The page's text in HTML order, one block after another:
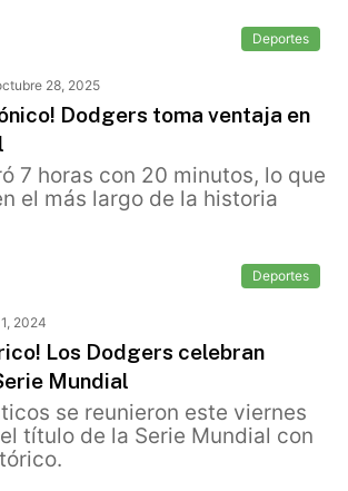
Deportes
28, 2025
Dodgers toma ventaja en
7 horas con 20 minutos, lo que
el más largo de la historia
Deportes
2024
Los Dodgers celebran
Mundial
se reunieron este viernes
título de la Serie Mundial con